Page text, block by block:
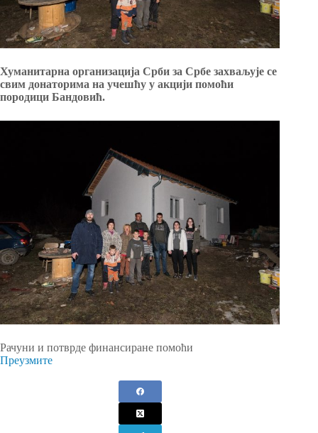
Хуманитарна организација Срби за Србе захваљује се
свим донаторима на учешћу у акцији помоћи
породици Бандовић.
Рачуни и потврде финансиране помоћи
Преузмите